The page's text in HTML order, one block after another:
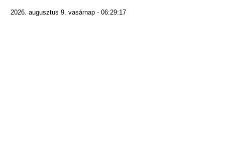
2026. augusztus 9. vasárnap - 06:29:17